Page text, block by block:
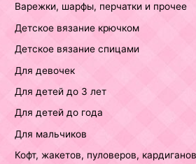
Варежки, шарфы, перчатки и прочее
Детское вязание крючком
Детское вязание спицами
Для девочек
Для детей до 3 лет
Для детей до года
Для мальчиков
Кофт, жакетов, пуловеров, кардиганов